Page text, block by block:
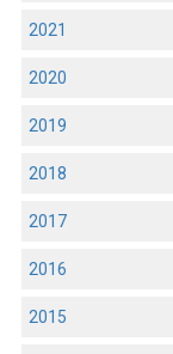
2021
2020
2019
2018
2017
2016
2015